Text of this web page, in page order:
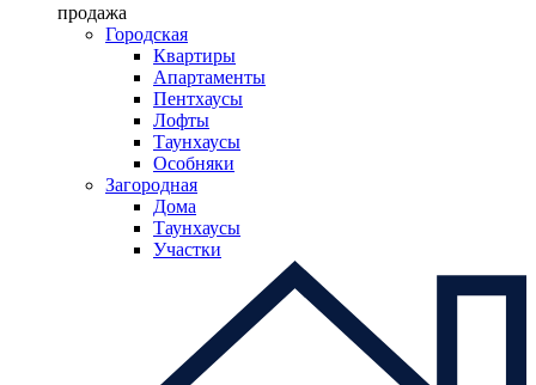
продажа
Городская
Квартиры
Апартаменты
Пентхаусы
Лофты
Таунхаусы
Особняки
Загородная
Дома
Таунхаусы
Участки